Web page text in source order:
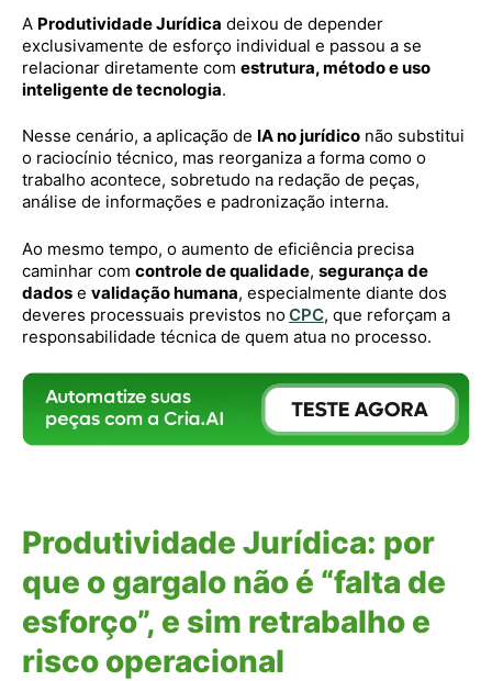
A Produtividade Jurídica deixou de depender
exclusivamente de esforço individual e passou a se
relacionar diretamente com estrutura, método e uso
inteligente de tecnologia.
Nesse cenário, a aplicação de IA no jurídico não substitui
o raciocínio técnico, mas reorganiza a forma como o
trabalho acontece, sobretudo na redação de peças,
análise de informações e padronização interna.
Ao mesmo tempo, o aumento de eficiência precisa
caminhar com controle de qualidade, segurança de
dados e validação humana, especialmente diante dos
deveres processuais previstos noCPC, que reforçam a
responsabilidade técnica de quem atua no processo.
Produtividade Jurídica: por
que o gargalo não é “falta de
esforço”, e sim retrabalho e
risco operacional